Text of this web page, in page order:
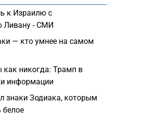
к Израилю с
Ливану - СМИ
— кто умнее на самом
никогда: Трамп в
информации
знаки Зодиака, которым
белое